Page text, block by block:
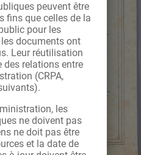
peuvent être
fins que celles de la
pour les
documents ont
Leur réutilisation
des relations entre
(CRPA,
les
ne doivent pas
ne doit pas être
et la date de